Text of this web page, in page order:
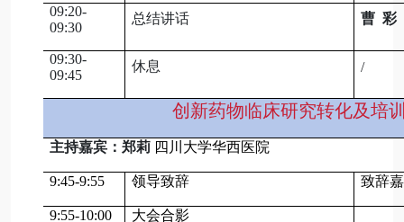
09:20-
09:30
总结讲话 曹 彩
09:30-
09:45
休息 /
创新药物临床研究转化及培
主持嘉宾：郑莉 四川大学华西医院
9:45-9:55 领导致辞 致辞
9:55-10:00 大会合影